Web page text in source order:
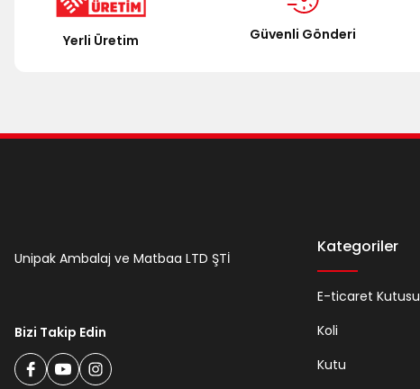
Yerli Üretim Güvenli Gönderi
Unipak Ambalaj ve Matbaa LTD ŞTİ
Bizi Takip Edin
Kategoriler
E-ticaret Kutusu
Koli
Kutu